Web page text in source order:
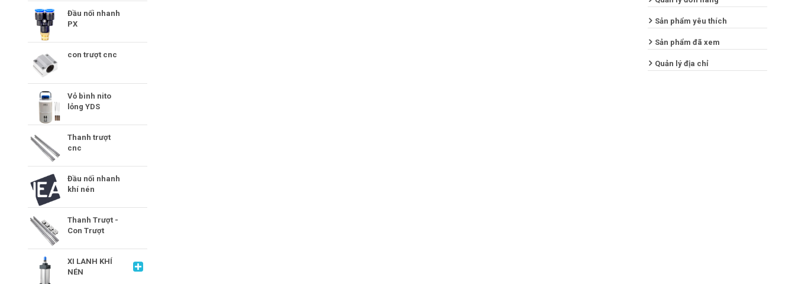
Đầu nối nhanh
PX
con trượt cnc
Vỏ bình nito
lỏng YDS
Thanh trượt
cnc
Đầu nối nhanh
khí nén
Thanh Trượt -
Con Trượt
XI LANH KHÍ
NÉN
Sản phẩm yêu thích
Sản phẩm đã xem
Quản lý địa chỉ